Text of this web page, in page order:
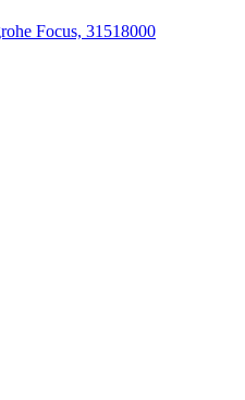
Focus, 31518000